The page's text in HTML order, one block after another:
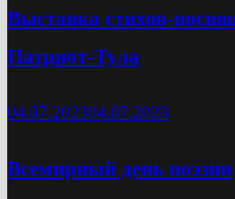
Выставка стихов-
Патриот-Тула
04.07.202304.07.2023
Всемирный день поэзии